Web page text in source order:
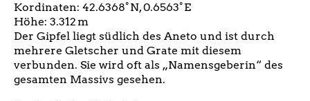
Kordinaten: 42.6368° N, 0.6563° E
Höhe: 3.312 m
Der Gipfel liegt südlich des Aneto und ist durch
mehrere Gletscher und Grate mit diesem
verbunden. Sie wird oft als „Namensgeberin“ des
gesamten Massivs gesehen.